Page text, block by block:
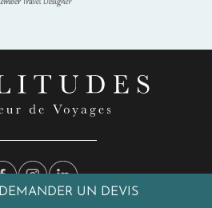
DEMANDER UN DEVIS